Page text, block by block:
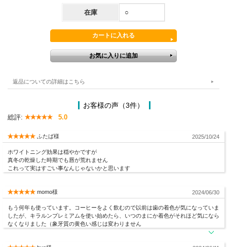
在庫 ○
返品についての詳細はこちら
お客様の声（3件）
総評: 5.0
ふたば様 2025/10/24
ホワイトニング効果は穏やかですが
真冬の乾燥した時期でも唇が荒れません
これって実はすごい事なんじゃないかと思います
momo様 2024/06/30
もう何年も使っています。コーヒーをよく飲むので以前は歯の着色が気になっていま
したが、キラルンプレミアムを使い始めたら、いつのまにか着色がそれほど気になら
なくなりました（象牙質の黄色い感じは変わりません